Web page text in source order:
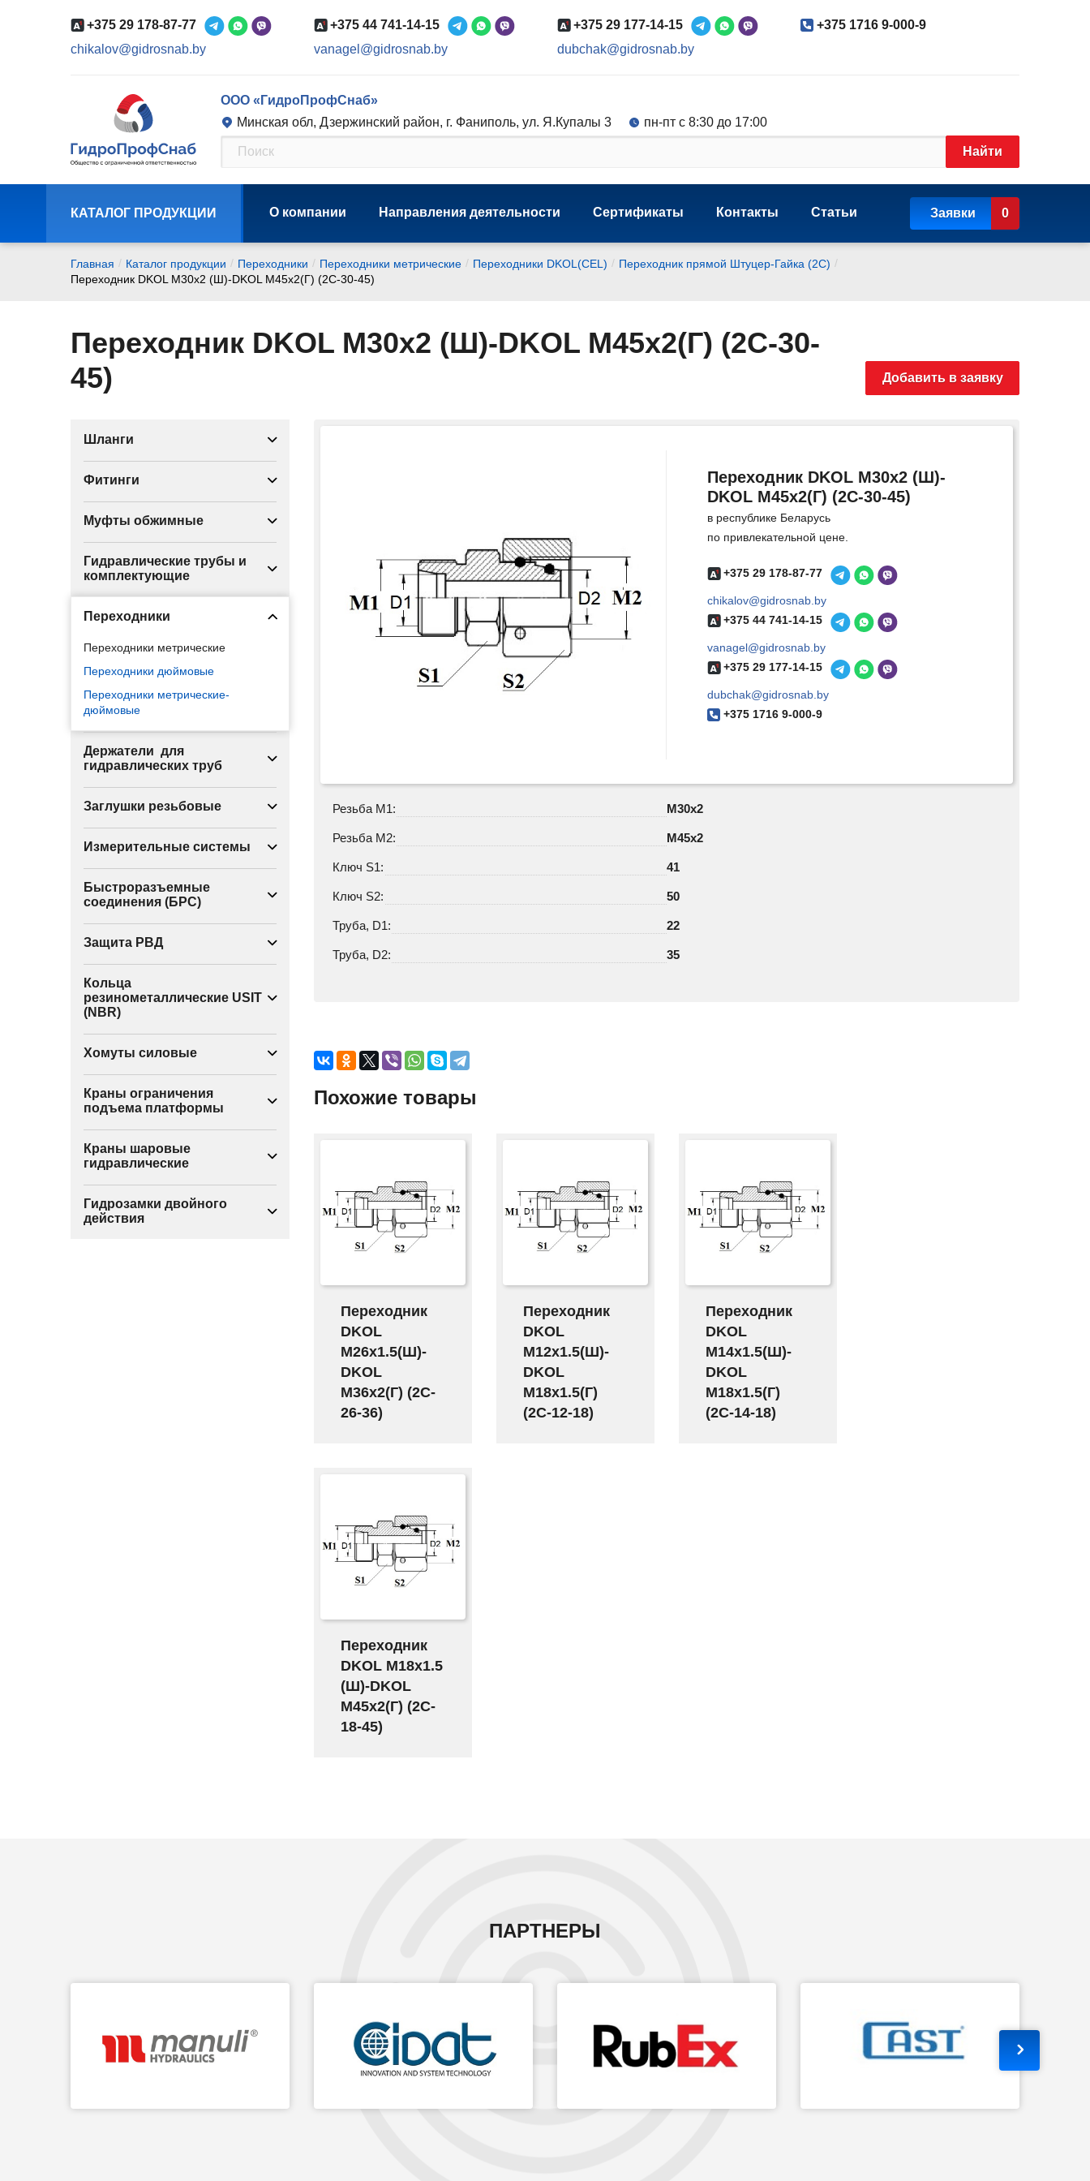
+375 29 178-87-77
chikalov@gidrosnab.by
+375 44 741-14-15
vanagel@gidrosnab.by
+375 29 177-14-15
dubchak@gidrosnab.by
+375 1716 9-000-9
ООО «ГидроПрофСнаб»
Минская обл, Дзержинский район, г. Фаниполь, ул. Я.Купалы 3
пн-пт с 8:30 до 17:00
Найти
КАТАЛОГ ПРОДУКЦИИ О компании Направления деятельности Сертификаты Контакты Статьи Заявки 0
Главная / Каталог продукции / Переходники / Переходники метрические / Переходники DKOL(CEL) / Переходник прямой Штуцер-Гайка (2С) /
Переходник DKOL M30х2 (Ш)-DKOL M45х2(Г) (2C-30-45)
Переходник DKOL M30х2 (Ш)-DKOL M45х2(Г) (2C-30-
45)
Добавить в заявку
Шланги
Фитинги
Муфты обжимные
Гидравлические трубы и
комплектующие
Переходники
Переходники метрические
Переходники дюймовые
Переходники метрические-
дюймовые
Держатели для
гидравлических труб
Заглушки резьбовые
Измерительные системы
Быстроразъемные
соединения (БРС)
Защита РВД
Кольца
резинометаллические USIT
(NBR)
Хомуты силовые
Краны ограничения
подъема платформы
Краны шаровые
гидравлические
Гидрозамки двойного
действия
Переходник DKOL M30х2 (Ш)-
DKOL M45х2(Г) (2C-30-45)
в республике Беларусь
по привлекательной цене.
+375 29 178-87-77
chikalov@gidrosnab.by
+375 44 741-14-15
vanagel@gidrosnab.by
+375 29 177-14-15
dubchak@gidrosnab.by
+375 1716 9-000-9
Резьба М1: M30х2
Резьба М2: M45х2
Ключ S1: 41
Ключ S2: 50
Труба, D1: 22
Труба, D2: 35
Похожие товары
Переходник
DKOL
M26х1.5(Ш)-
DKOL
M36х2(Г) (2C-
26-36)
Переходник
DKOL
M12х1.5(Ш)-
DKOL
M18х1.5(Г)
(2C-12-18)
Переходник
DKOL
M14х1.5(Ш)-
DKOL
M18х1.5(Г)
(2C-14-18)
Переходник
DKOL M18х1.5
(Ш)-DKOL
M45х2(Г) (2C-
18-45)
ПАРТНЕРЫ